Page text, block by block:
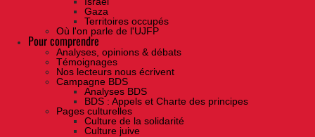
Gaza
Territoires occupés
Où l'on parle de l'UJFP
Pour comprendre
Analyses, opinions & débats
Témoignages
Nos lecteurs nous écrivent
Campagne BDS
Analyses BDS
BDS : Appels et Charte des principes
Pages culturelles
Culture de la solidarité
Culture juive